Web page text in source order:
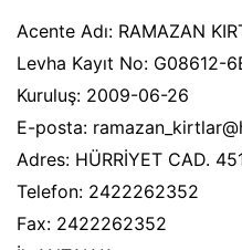
Acente Adı: RAMAZAN
Levha Kayıt No: G08612-
Kuruluş: 2009-06-26
E-posta:
Adres: HÜRRİYET CAD.
Telefon: 2422262352
Fax: 2422262352